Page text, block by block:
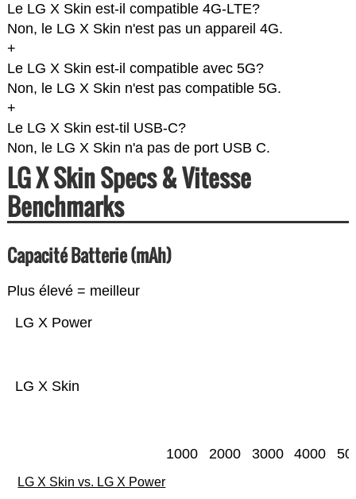
Le LG X Skin est-il compatible 4G-LTE?
Non, le LG X Skin n'est pas un appareil 4G.
+
Le LG X Skin est-il compatible avec 5G?
Non, le LG X Skin n'est pas compatible 5G.
+
Le LG X Skin est-til USB-C?
Non, le LG X Skin n'a pas de port USB C.
LG X Skin Specs & Vitesse
Benchmarks
Capacité Batterie (mAh)
Plus élevé = meilleur
LG X Skin
LG X Power
1000 2000 3000 4000
LG X Skin vs. LG X Power